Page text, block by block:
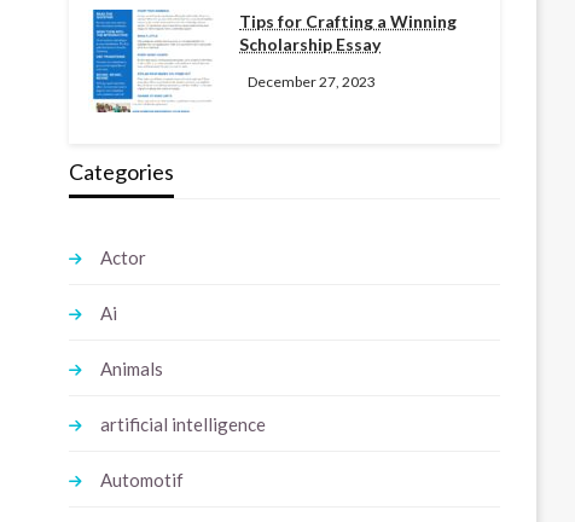
Tips for Crafting a Winning
Scholarship Essay
December 27, 2023
Categories
Actor
Ai
Animals
artificial intelligence
Automotif